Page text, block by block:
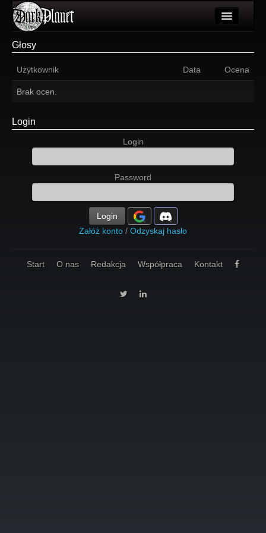
Wydarzenia
Forum
Głosy
Użytkownik Data Ocena
Brak ocen.
Login
Login
Password
Login
Załóż konto / Odzyskaj hasło
Start O nas Redakcja Współpraca Kontakt